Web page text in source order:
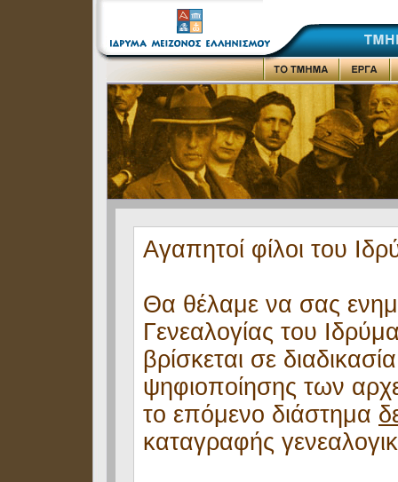
Αγαπητοί φίλοι του
Θα θέλαμε να σας
Γενεαλογίας του
βρίσκεται σε
ψηφιοποίησης των
το επόμενο διάστημα
καταγραφής